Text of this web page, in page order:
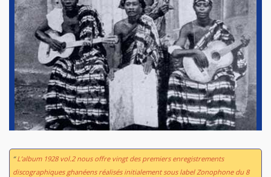
“L’album 1928 vol.2nous offre vingt des premiers enregistrements
discographiques ghanéens réalisés initialement sous label Zonophone du 8